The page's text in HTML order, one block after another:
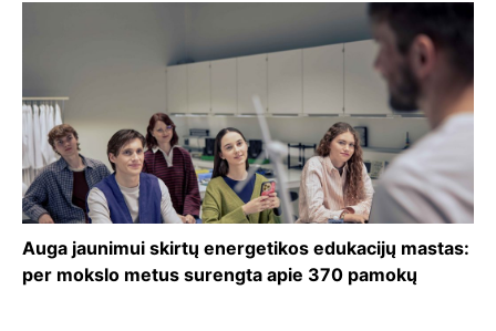
Auga jaunimui skirtų energetikos edukacijų mastas:
per mokslo metus surengta apie 370 pamokų